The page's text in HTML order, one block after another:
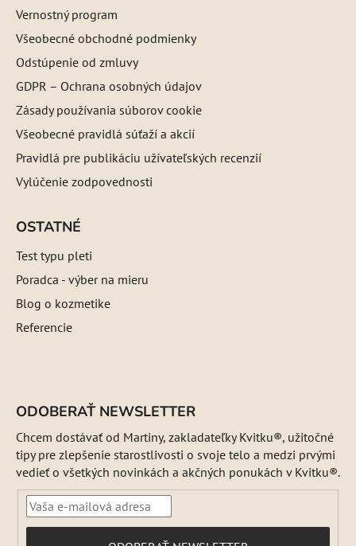
Vernostný program
Všeobecné obchodné podmienky
Odstúpenie od zmluvy
GDPR – Ochrana osobných údajov
Zásady používania súborov cookie
Všeobecné pravidlá súťaží a akcií
Pravidlá pre publikáciu užívateľských recenzií
Vylúčenie zodpovednosti
OSTATNÉ
Test typu pleti
Poradca - výber na mieru
Blog o kozmetike
Referencie
ODOBERAŤ NEWSLETTER
Chcem dostávať od Martiny, zakladateľky Kvitku®, užitočné
tipy pre zlepšenie starostlivosti o svoje telo a medzi prvými
vedieť o všetkých novinkách a akčných ponukách v Kvitku®.